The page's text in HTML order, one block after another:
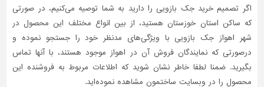
اگر تصمیم خرید جک بازویی را دارید به شما توصیه می‌کنیم، در صورتی
که ساکن استان خوزستان هستید، از بین انواع مختلف این محصول در
شهر اهواز جک بازویی با ویژگی‌های مدنظر خود را جستجو نموده و
درصورتی‌ که نمایندگان فروش آن در اهواز موجود هستند، با آنها تماس
بگیرید. ضمنا لطفا خاطر نشان شوید که اطلاعات مربوط به فروشنده این
محصول را در وبسایت ساختمون مشاهده نموده‌اید.